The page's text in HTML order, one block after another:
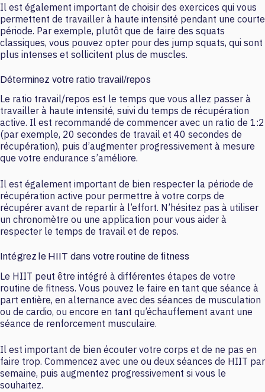
Il est également important de choisir des exercices qui vous
permettent de travailler à haute intensité pendant une courte
période. Par exemple, plutôt que de faire des squats
classiques, vous pouvez opter pour des jump squats, qui sont
plus intenses et sollicitent plus de muscles.
Déterminez votre ratio travail/repos
Le ratio travail/repos est le temps que vous allez passer à
travailler à haute intensité, suivi du temps de récupération
active. Il est recommandé de commencer avec un ratio de 1:2
(par exemple, 20 secondes de travail et 40 secondes de
récupération), puis d’augmenter progressivement à mesure
que votre endurance s’améliore.
Il est également important de bien respecter la période de
récupération active pour permettre à votre corps de
récupérer avant de repartir à l’effort. N’hésitez pas à utiliser
un chronomètre ou une application pour vous aider à
respecter le temps de travail et de repos.
Intégrez le HIIT dans votre routine de fitness
Le HIIT peut être intégré à différentes étapes de votre
routine de fitness. Vous pouvez le faire en tant que séance à
part entière, en alternance avec des séances de musculation
ou de cardio, ou encore en tant qu’échauffement avant une
séance de renforcement musculaire.
Il est important de bien écouter votre corps et de ne pas en
faire trop. Commencez avec une ou deux séances de HIIT par
semaine, puis augmentez progressivement si vous le
souhaitez.